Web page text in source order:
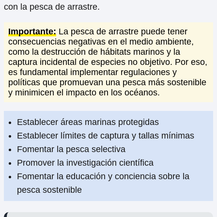
con la pesca de arrastre.
Importante: La pesca de arrastre puede tener
consecuencias negativas en el medio ambiente,
como la destrucción de hábitats marinos y la
captura incidental de especies no objetivo. Por eso,
es fundamental implementar regulaciones y
políticas que promuevan una pesca más sostenible
y minimicen el impacto en los océanos.
Establecer áreas marinas protegidas
Establecer límites de captura y tallas mínimas
Fomentar la pesca selectiva
Promover la investigación científica
Fomentar la educación y conciencia sobre la
pesca sostenible